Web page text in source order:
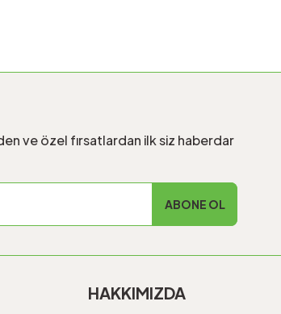
ve özel fırsatlardan ilk siz haberdar
ABONE OL
HAKKIMIZDA